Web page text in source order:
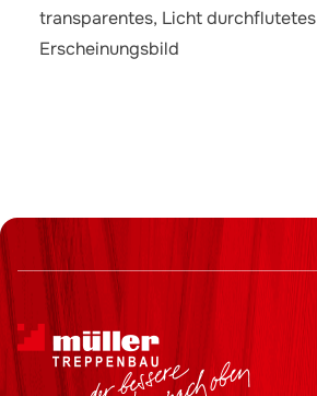
transparentes, Licht durchflutetes
Erscheinungsbild